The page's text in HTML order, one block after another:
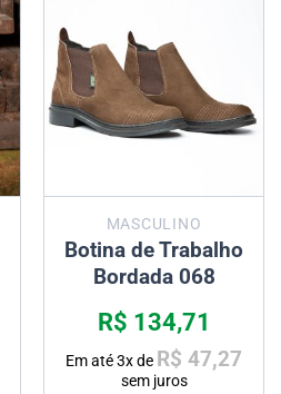
MASCULINO
Botina de Trabalho
Bordada 068
R$ 134,71
Em até3x de R$ 47,27
sem juros